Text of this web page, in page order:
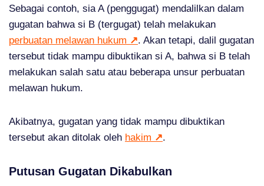
Sebagai contoh, sia A (penggugat) mendalilkan dalam
gugatan bahwa si B (tergugat) telah melakukan
perbuatan melawan hukum ↗. Akan tetapi, dalil gugatan
tersebut tidak mampu dibuktikan si A, bahwa si B telah
melakukan salah satu atau beberapa unsur perbuatan
melawan hukum.
Akibatnya, gugatan yang tidak mampu dibuktikan
tersebut akan ditolak oleh hakim ↗.
Putusan Gugatan Dikabulkan